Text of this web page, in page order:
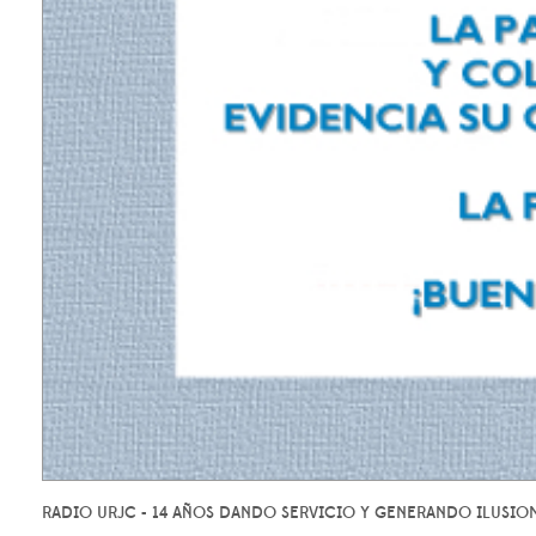
RADIO URJC - 14 AÑOS DANDO SERVICIO Y GENERANDO